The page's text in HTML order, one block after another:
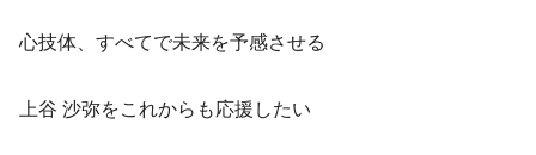
心技体、すべてで未来を予感させる
上谷 沙弥をこれからも応援したい